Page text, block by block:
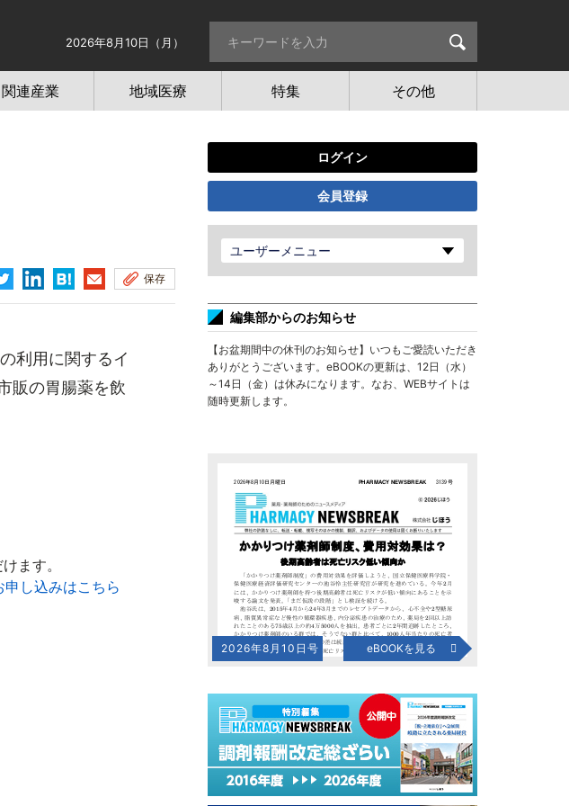
2026年8月10日（月）
関連産業 地域医療 特集 その他
保存
利用に関するイ
販の胃腸薬を飲
ます。
し込みはこちら
ログイン
会員登録
ユーザーメニュー
編集部からのお知らせ
【お盆期間中の休刊のお知らせ】いつもご愛読いただき
ありがとうございます。eBOOKの更新は、12日（水）
～14日（金）は休みになります。なお、WEBサイトは
随時更新します。
2026年8月10日号 eBOOKを見る